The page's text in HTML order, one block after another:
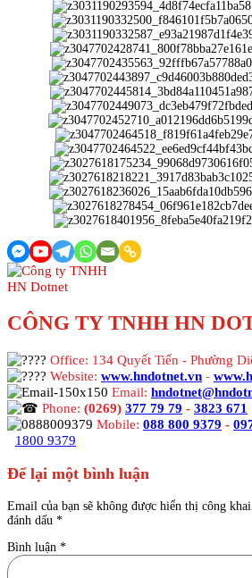
CÔNG TY TNHH HN
Office: 134 Quyết Tiến - Phường
Website: www.hndotnet.vn -
Email:
Phone: (0269) 377 79 79 - 3823 671
Mobile: 088 800 9379 -
1800 9379
Để lại một bình luận
Email của bạn sẽ không được hiển thị công khai.
đánh dấu *
Bình luận *